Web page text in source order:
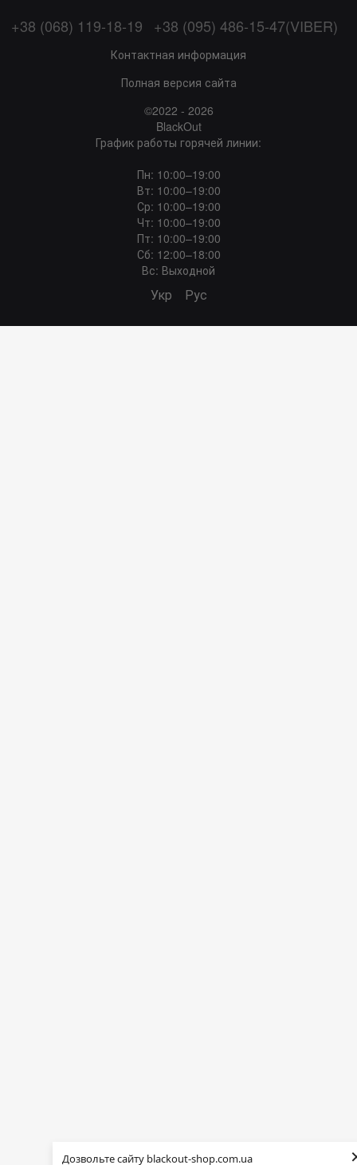
Дозвольте сайту blackout-shop.com.ua
+38 (068) 119-18-19 +38 (095) 486-15-47(VIBER)
Контактная информация
Полная версия сайта
©2022 - 2026
BlackOut
График работы горячей линии:
Пн: 10:00–19:00
Вт: 10:00–19:00
Ср: 10:00–19:00
Чт: 10:00–19:00
Пт: 10:00–19:00
Сб: 12:00–18:00
Вс: Выходной
Укр Рус